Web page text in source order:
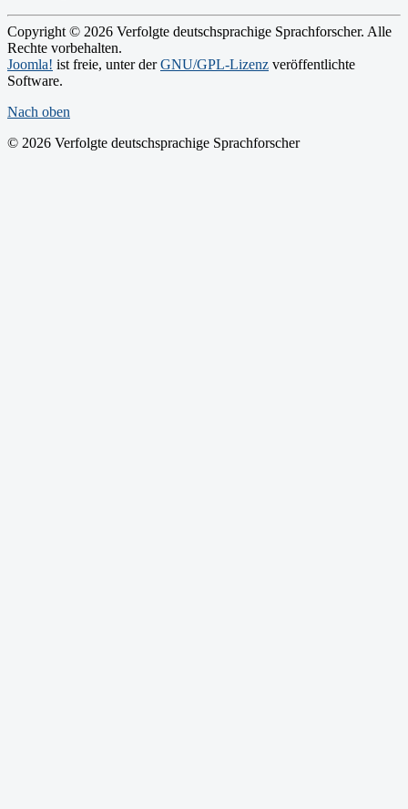
Copyright © 2026 Verfolgte deutschsprachige Sprachforscher. Alle
Rechte vorbehalten.
Joomla! ist freie, unter derGNU/GPL-Lizenz veröffentlichte
Software.
Nach oben
© 2026 Verfolgte deutschsprachige Sprachforscher